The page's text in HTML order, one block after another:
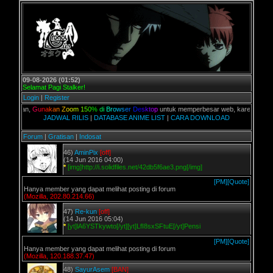
09-08-2026 (01:52)
Selamat Pagi Stalker!
Login | Register
un akan Zoom 150% di Br ow ser Desktopuntuk memperbesar web, karena aslinya
JADWAL RILIS | DATABASE ANIME LIST | CARA DOWNLOAD
Forum | Gratisan | Indosat
46) AminPix [off]
(14 Jun 2016 04:00)
* [img]http://i.solidfiles.net/42db5f6ae3.png[/img]
[PM][Quote]
Hanya member yang dapat melihat posting di forum
(Mozilla, 202.80.214.66)
47) Re-kun [off]
(14 Jun 2016 05:04)
* [yt]lA6YSTkywto[/yt][yt]LfI8sxSFtuE[/yt]Pensi
[PM][Quote]
Hanya member yang dapat melihat posting di forum
(Mozilla, 120.188.37.47)
48) SayurAsem [BAN]